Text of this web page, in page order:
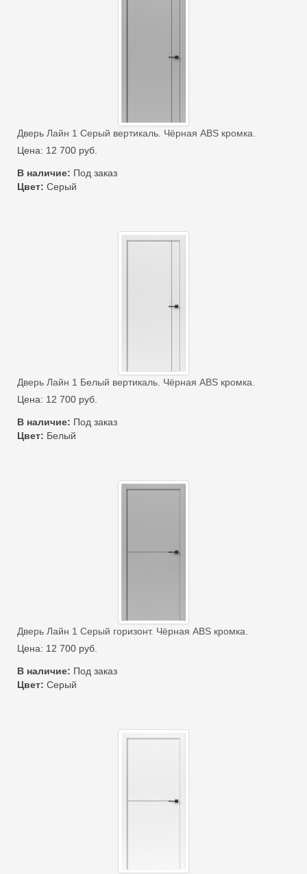
Дверь Лайн 1 Серый вертикаль. Чёрная ABS кромка.
Цена: 12 700 руб.
В наличие: Под заказ
Цвет: Серый
Дверь Лайн 1 Белый вертикаль. Чёрная ABS кромка.
Цена: 12 700 руб.
В наличие: Под заказ
Цвет: Белый
Дверь Лайн 1 Серый горизонт. Чёрная ABS кромка.
Цена: 12 700 руб.
В наличие: Под заказ
Цвет: Серый